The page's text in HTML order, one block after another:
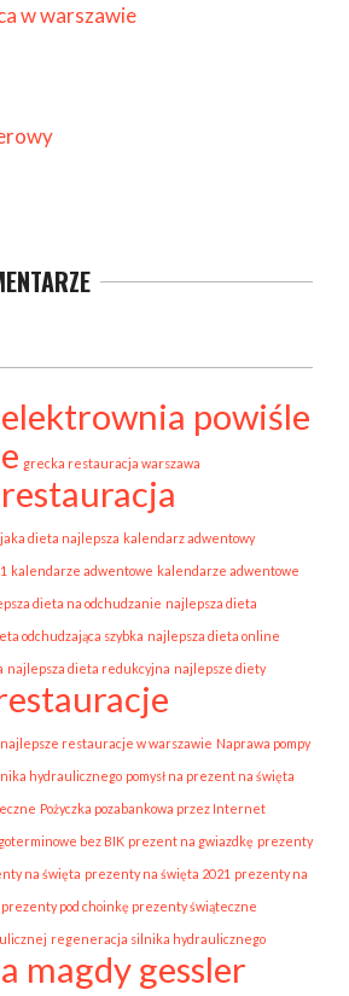
w warszawie
elektrownia powiśle
grecka restauracja warszawa
jaka dieta najlepsza kalendarz adwentowy
kalendarze adwentowe kalendarze adwentowe
dieta na odchudzanie najlepsza dieta
odchudzająca szybka najlepsza dieta online
najlepsza dieta redukcyjna najlepsze diety
najlepsze restauracje w warszawie Naprawa pompy
hydraulicznego pomysł na prezent na święta
Pożyczka pozabankowa przez Internet
bez BIK prezent na gwiazdkę prezenty
na święta prezenty na święta 2021 prezenty na
prezenty pod choinkę prezenty świąteczne
regeneracja silnika hydraulicznego
magdy gessler